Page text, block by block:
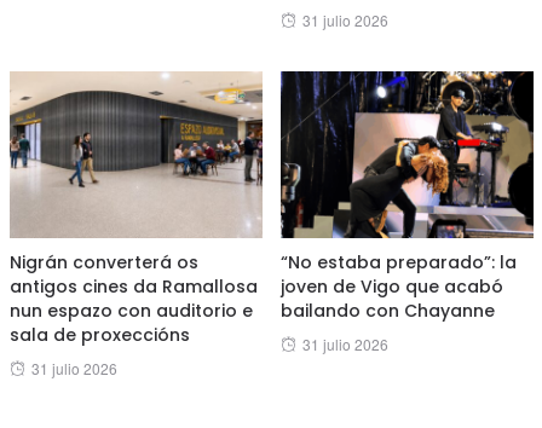
Posted
31 julio 2026
Nigrán converterá os
antigos cines da Ramallosa
nun espazo con auditorio e
sala de proxeccións
Posted
31 julio 2026
“No estaba preparado”: la
joven de Vigo que acabó
bailando con Chayanne
Posted
31 julio 2026